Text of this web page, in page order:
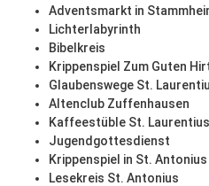
Adventsmarkt in
Lichterlabyrinth
Bibelkreis
Krippenspiel Zum Guten
Glaubenswege St.
Altenclub Zuffenhausen
Kaffeestüble St. Laurentius
Jugendgottesdienst
Krippenspiel in St. Antonius
Lesekreis St. Antonius